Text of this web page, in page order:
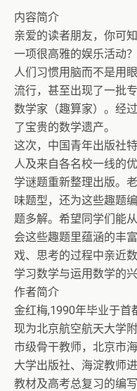
内容简介
亲爱的读者朋友，你可
一项很高雅的娱乐活动
人们习惯用脑而不是用
流行，甚至出现了一批
数学家（趣算家）。经
了宝贵的数学遗产。
这次，中国青年出版社
人及来自各名校一线的
学谜题重新整理出版。
味题型，还为这些趣题
题多解。希望同学们能
会这些趣题里蕴涵的丰
戏、思考的过程中亲近
学习数学与运用数学的
作者简介
金红梅,1990年毕业于首
现为北京航空航天大学
市级骨干教师，北京市
大学出版社、海淀教师
教材及高考总复习的编